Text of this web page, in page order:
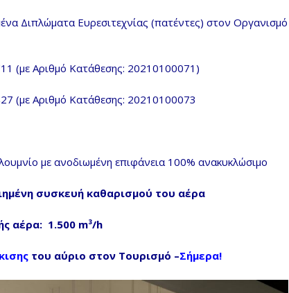
Διπλώματα Ευρεσιτεχνίας (πατέντες) στον Οργανισμό
(µε Αριθμό Κατάθεσης: 20210100071)
(µε Αριθμό Κατάθεσης: 20210100073
με ανοδιωμένη επιφάνεια 100% ανακυκλώσιμο
συσκευή καθαρισμού του αέρα
αέρα: 1.500 m³/h
του αύριο στον Τουρισμό –Σήμερα!